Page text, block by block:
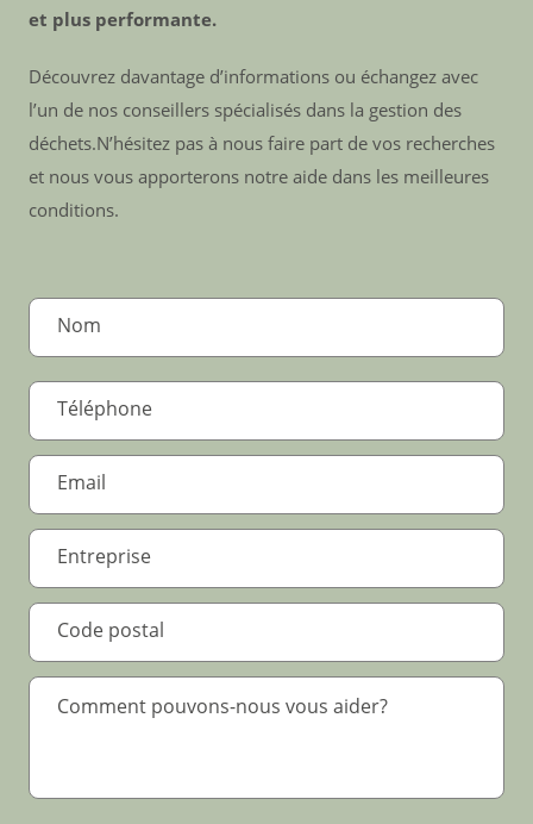
et plus performante.
Découvrez davantage d’informations ou échangez avec
l’un de nos conseillers spécialisés dans la gestion des
déchets.N’hésitez pas à nous faire part de vos recherches
et nous vous apporterons notre aide dans les meilleures
conditions.